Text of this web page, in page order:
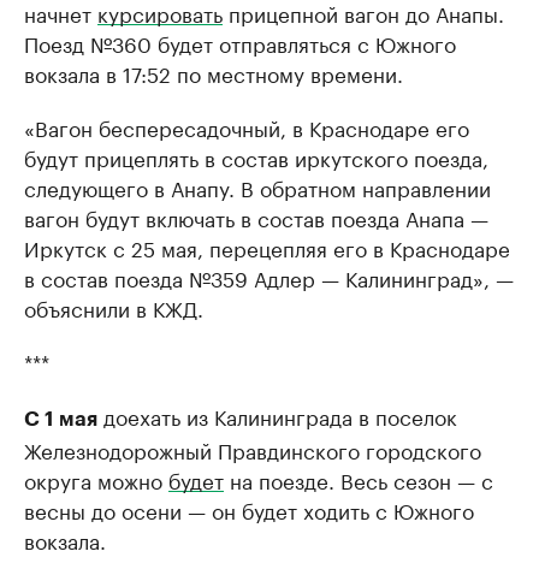
начнет курсировать прицепной вагон до Анапы.
Поезд №360 будет отправляться с Южного
вокзала в 17:52 по местному времени.
«Вагон беспересадочный, в Краснодаре его
будут прицеплять в состав иркутского поезда,
следующего в Анапу. В обратном направлении
вагон будут включать в состав поезда Анапа —
Иркутск с 25 мая, перецепляя его в Краснодаре
в состав поезда №359 Адлер — Калининград», —
объяснили в КЖД.
***
C 1 мая доехать из Калининграда в поселок
Железнодорожный Правдинского городского
округа можно будет на поезде. Весь сезон — с
весны до осени — он будет ходить с Южного
вокзала.